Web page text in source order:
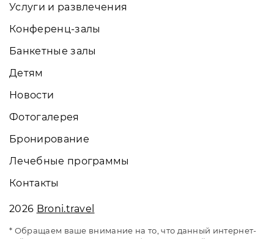
Услуги и развлечения
Конференц-залы
Банкетные залы
Детям
Новости
Фотогалерея
Бронирование
Лечебные программы
Контакты
2026 Broni.travel
* Обращаем ваше внимание на то, что данный интернет-